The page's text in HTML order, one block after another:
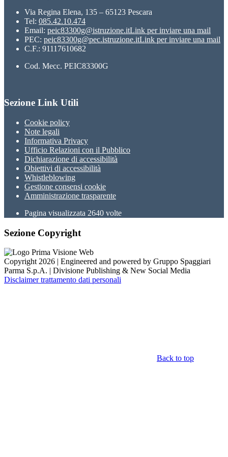
Via Regina Elena, 135 – 65123 Pescara
Tel: 085.42.10.474
Email: peic83300g@istruzione.itLink per inviare una mail
PEC: peic83300g@pec.istruzione.itLink per inviare una mail
C.F.: 91117610682
Cod. Mecc. PEIC83300G
Sezione Link Utili
Cookie policy
Note legali
Informativa Privacy
Ufficio Relazioni con il Pubblico
Dichiarazione di accessibilità
Obiettivi di accessibilità
Whistleblowing
Gestione consensi cookie
Amministrazione trasparente
Pagina visualizzata 2640 volte
Sezione Copyright
Copyright 2026 | Engineered and powered by Gruppo Spaggiari
Parma S.p.A. | Divisione Publishing & New Social Media
Disclaimer trattamento dati personali
Back to top